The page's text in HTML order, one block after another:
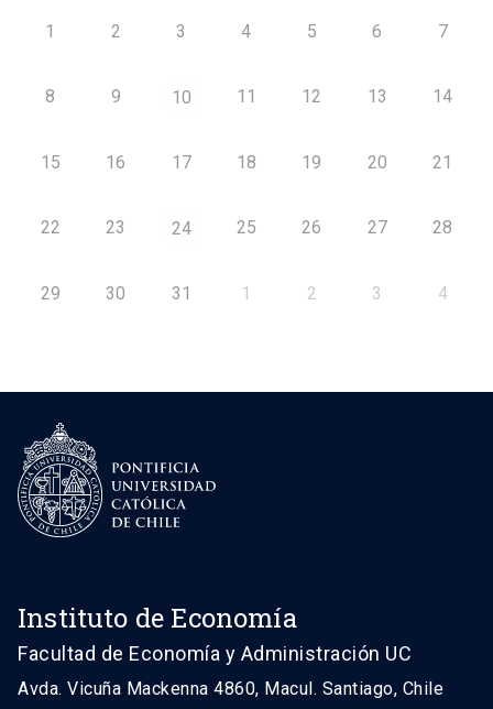
1 2 3 4 5 6 7
8 9 10 11 12 13 14
15 16 17 18 19 20 21
22 23 24 25 26 27 28
29 30 31 1 2 3 4
Instituto de Economía
Facultad de Economía y Administración UC
Avda. Vicuña Mackenna 4860, Macul. Santiago, Chile